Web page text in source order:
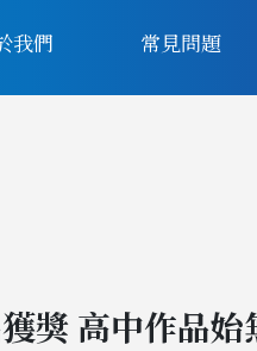
我們 常見問題
獎 高中作品